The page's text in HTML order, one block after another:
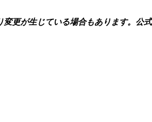
更が生じている場合もあります。公